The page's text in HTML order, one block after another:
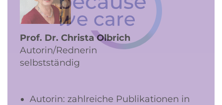
Prof. Dr. Christa Olbrich
Autorin/Rednerin
selbstständig
Autorin: zahlreiche Publikationen in